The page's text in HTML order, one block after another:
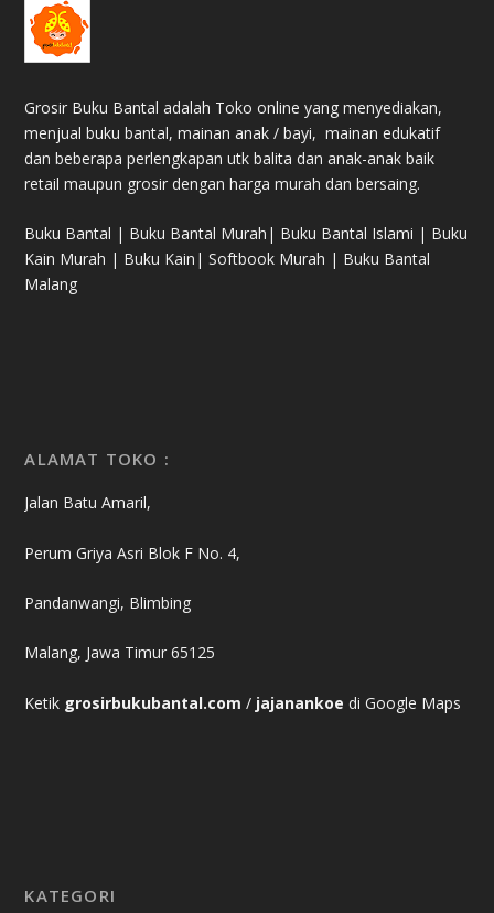
Grosir Buku Bantal adalah Toko online yang menyediakan,
menjual buku bantal, mainan anak / bayi, mainan edukatif
dan beberapa perlengkapan utk balita dan anak-anak baik
retail maupun grosir dengan harga murah dan bersaing.
Buku Bantal | Buku Bantal Murah| Buku Bantal Islami | Buku
Kain Murah | Buku Kain| Softbook Murah | Buku Bantal
Malang
ALAMAT TOKO :
Jalan Batu Amaril,
Perum Griya Asri Blok F No. 4,
Pandanwangi, Blimbing
Malang, Jawa Timur 65125
Ketik grosirbukubantal.com / jajanankoe di Google Maps
KATEGORI